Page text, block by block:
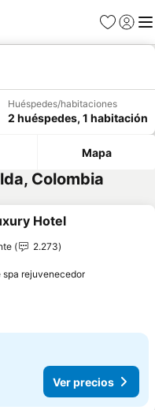
Favoritos
Iniciar
Huéspedes/habitaciones
2 huéspedes, 1 habitación
Mapa
Colombia
a favoritos
Hotel
2.273
spa rejuvenecedor
Ver precios